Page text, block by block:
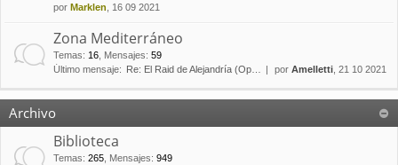
por Marklen , 16 09 2021
Zona Mediterráneo
Temas: 16 Mensajes: 59
Último mensaje:
Re: El Raid de Alejandría (Op… por Amelletti , 21 10 2021
Archivo
Biblioteca
Temas: 265 Mensajes: 949